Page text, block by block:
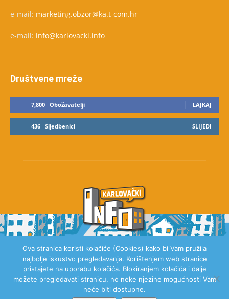
e-mail: marketing.obzor@ka.t-com.hr
e-mail: info@karlovacki.info
Društvene mreže
7,800 Obožavatelji LAJKAJ
436 Sljedbenici SLIJEDI
O NAMA
Ova stranica koristi kolačiće (Cookies) kako bi Vam pružila
najbolje iskustvo pregledavanja. Korištenjem web stranice
pristajete na uporabu kolačića. Blokiranjem kolačića i dalje
možete pregledavati stranicu, no neke njezine mogućnosti Vam
neće biti dostupne.